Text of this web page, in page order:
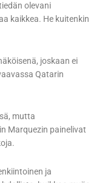
olevani
kaikkea. He kuitenkin
joskaan ei
Qatarin
mutta
Marquezin painelivat
ja